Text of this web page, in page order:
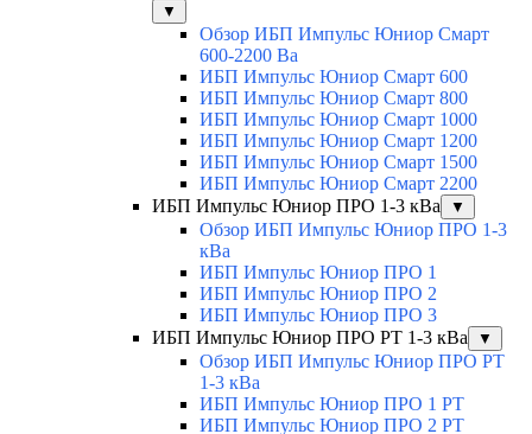
▼
Обзор ИБП Импульс Юниор Смарт
600-2200 Ва
ИБП Импульс Юниор Смарт 600
ИБП Импульс Юниор Смарт 800
ИБП Импульс Юниор Смарт 1000
ИБП Импульс Юниор Смарт 1200
ИБП Импульс Юниор Смарт 1500
ИБП Импульс Юниор Смарт 2200
ИБП Импульс Юниор ПРО 1-3 кВа
▼
Обзор ИБП Импульс Юниор ПРО 1-3
кВа
ИБП Импульс Юниор ПРО 1
ИБП Импульс Юниор ПРО 2
ИБП Импульс Юниор ПРО 3
ИБП Импульс Юниор ПРО РТ 1-3 кВа
▼
Обзор ИБП Импульс Юниор ПРО РТ
1-3 кВа
ИБП Импульс Юниор ПРО 1 РТ
ИБП Импульс Юниор ПРО 2 РТ